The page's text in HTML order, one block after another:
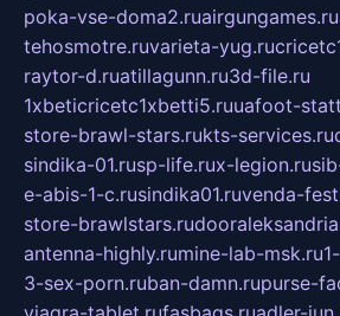
poka-vse-doma2.ruairgungames.ru
tehosmotre.ruvarieta-yug.ru
raytor-d.ruatillagunn.ru3d-file.ru
1xbeticricetc1xbetti5.ruuafoot-
store-brawl-stars.rukts-services.ru
sindika-01.rusp-life.rux-legion.ru
e-abis-1-c.rusindika01.ruvenda-
store-brawlstars.ru
antenna-highly.rumine-lab-msk.ru
3-sex-porn.ruban-damn.rupurse-